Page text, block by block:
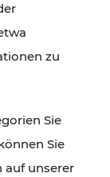
zu
Sie
Sie
auf unserer